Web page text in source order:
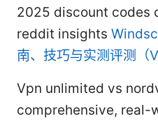
2025 discount codes
reddit insights
南、技巧与实测评测（
Vpn unlimited vs
comprehensive, real-